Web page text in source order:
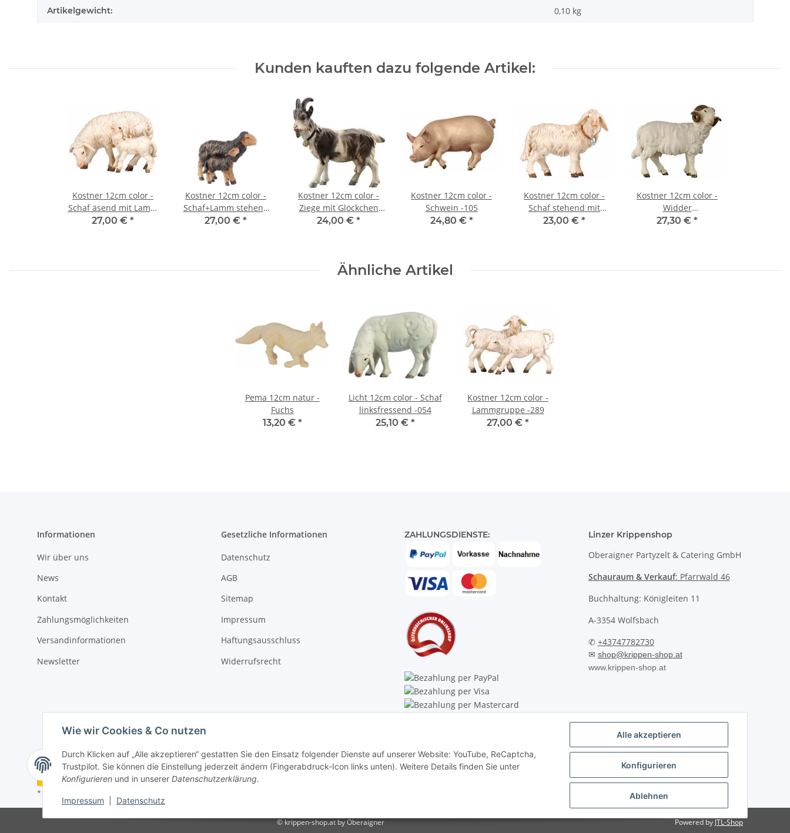
Alle akzeptieren
Konfigurieren
Ablehnen
Wie wir Cookies & Co nutzen
Durch Klicken auf „Alle akzeptieren“ gestatten Sie den Einsatz folgender Dienste auf unserer Website: YouTube, ReCaptcha,
Trustpilot. Sie können die Einstellung jederzeit ändern (Fingerabdruck-Icon links unten). Weitere Details finden Sie unter
Konfigurieren und in unserer Datenschutzerklärung.
Impressum Datenschutz
Artikelgewicht: 0,10 kg
Kunden kauften dazu folgende Artikel:
Kostner 12cm color -
Schaf äsend mit Lamm
-274
27,00 € *
Kostner 12cm color -
Schaf+Lamm stehend
schwarz -279
27,00 € *
Kostner 12cm color -
Ziege mit Glöckchen
linksschauend-197
24,00 € *
Kostner 12cm color -
Schwein -105
24,80 € *
Kostner 12cm color -
Schaf stehend mit
Glocke -264
23,00 € *
Kostner 12cm color -
Widder
rechtsschauend -120
27,30 € *
Ähnliche Artikel
Pema 12cm natur -
Fuchs
13,20 € *
Licht 12cm color - Schaf
linksfressend -054
25,10 € *
Kostner 12cm color -
Lammgruppe -289
27,00 € *
Informationen
Wir über uns
News
Kontakt
Zahlungsmöglichkeiten
Versandinformationen
Newsletter
Gesetzliche Informationen
Datenschutz
AGB
Sitemap
Impressum
Haftungsausschluss
Widerrufsrecht
ZAHLUNGSDIENSTE: Linzer Krippenshop
Oberaigner Partyzelt & Catering GmbH
Schauraum & Verkauf: Pfarrwald 46
Buchhaltung: Königleiten 11
A-3354 Wolfsbach
✆ +43747782730
✉ shop@krippen-shop.at
www.krippen-shop.at
Vertrag widerrufen
* Alle Preise inkl. gesetzlicher USt., zzgl.
© krippen-shop.at by Oberaigner Powered by JTL-Shop